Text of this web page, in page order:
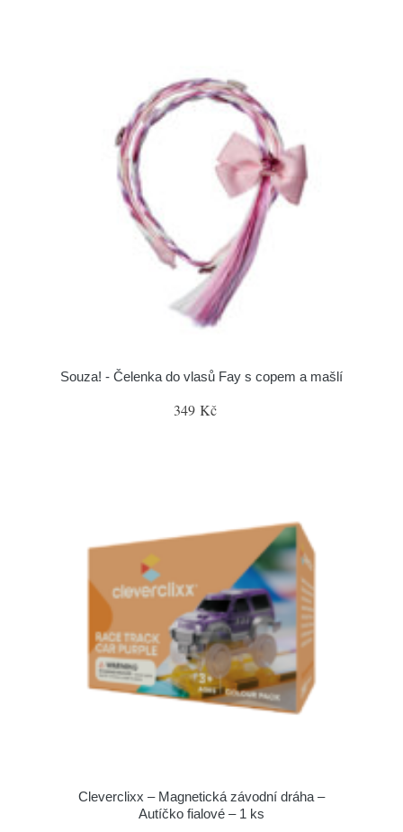
Souza! - Čelenka do vlasů Fay s copem a mašlí
349 Kč
Cleverclixx – Magnetická závodní dráha –
Autíčko fialové – 1 ks